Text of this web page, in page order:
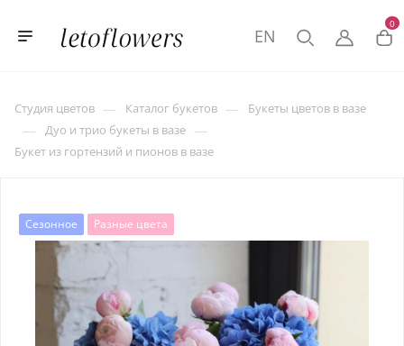
0
EN
Студия цветов — Каталог букетов — Букеты цветов в вазе
— Дуо и трио букеты в вазе —
Букет из гортензий и пионов в вазе
Сезонное Разные цвета